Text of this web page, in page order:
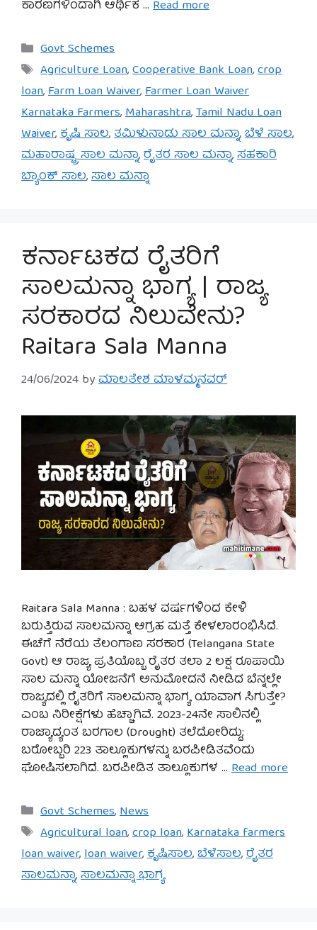
ಕಾರಣಗಳಿಂದಾಗಿ ಆರ್ಥಿಕ … Read more
Categories
Govt Schemes
Tags
Agriculture Loan,Cooperative Bank Loan,crop
loan,Farm Loan Waiver,Farmer Loan Waiver
Karnataka Farmers,Maharashtra,Tamil Nadu Loan
Waiver,ಕೃಷಿ ಸಾಲ,ತಮಿಳುನಾಡು ಸಾಲ ಮನ್ನಾ,ಬೆಳೆ ಸಾಲ,
ಮಹಾರಾಷ್ಟ್ರ ಸಾಲ ಮನ್ನಾ,ರೈತರ ಸಾಲ ಮನ್ನಾ,ಸಹಕಾರಿ
ಬ್ಯಾಂಕ್ ಸಾಲ,ಸಾಲ ಮನ್ನಾ
ಕರ್ನಾಟಕದ ರೈತರಿಗೆ
ಸಾಲಮನ್ನಾ ಭಾಗ್ಯ | ರಾಜ್ಯ
ಸರಕಾರದ ನಿಲುವೇನು?
Raitara Sala Manna
24/06/2024 byಮಾಲತೇಶ ಮಾಳಮ್ಮನವರ್
Raitara Sala Manna : ಬಹಳ ವರ್ಷಗಳಿಂದ ಕೇಳಿ
ಬರುತ್ತಿರುವ ಸಾಲಮನ್ನಾ ಆಗ್ರಹ ಮತ್ತೆ ಕೇಳಲಾರಂಭಿಸಿದೆ.
ಈಚೆಗೆ ನೆರೆಯ ತೆಲಂಗಾಣ ಸರಕಾರ (Telangana State
Govt) ಆ ರಾಜ್ಯ ಪ್ರತಿಯೊಬ್ಬ ರೈತರ ತಲಾ 2 ಲಕ್ಷ ರೂಪಾಯಿ
ಸಾಲ ಮನ್ನಾ ಯೋಜನೆಗೆ ಅನುಮೋದನೆ ನೀಡಿದ ಬೆನ್ನಲ್ಲೇ
ರಾಜ್ಯದಲ್ಲಿ ರೈತರಿಗೆ ಸಾಲಮನ್ನಾ ಭಾಗ್ಯ ಯಾವಾಗ ಸಿಗುತ್ತೇ?
ಎಂಬ ನಿರೀಕ್ಷೆಗಳು ಹೆಚ್ಚಾಗಿವೆ. 2023-24ನೇ ಸಾಲಿನಲ್ಲಿ
ರಾಜ್ಯಾದ್ಯಂತ ಬರಗಾಲ (Drought) ತಲೆದೋರಿದ್ದು;
ಬರೋಬ್ಬರಿ 223 ತಾಲ್ಲೂಕುಗಳನ್ನು ಬರಪೀಡಿತವೆಂದು
ಘೋಷಿಸಲಾಗಿದೆ. ಬರಪೀಡಿತ ತಾಲ್ಲೂಕುಗಳ … Read more
Categories
Govt Schemes,News
Tags
Agricultural loan,crop loan,Karnataka farmers
loan waiver,loan waiver,ಕೃಷಿಸಾಲ,ಬೆಳೆಸಾಲ,ರೈತರ
ಸಾಲಮನ್ನಾ,ಸಾಲಮನ್ನಾ ಭಾಗ್ಯ